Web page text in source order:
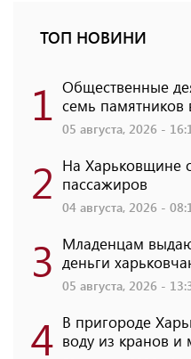
ТОП НОВИНИ
1 Общественные
семь памятников
05 августа, 2026 -
2 На Харьковщине
пассажиров
04 августа, 2026 -
3 Младенцам
деньги
05 августа, 2026 -
4 В пригороде
воду из кранов и